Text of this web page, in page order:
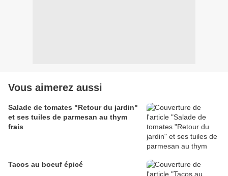
Vous aimerez aussi
Salade de tomates "Retour du jardin"
et ses tuiles de parmesan au thym
frais
Tacos au boeuf épicé